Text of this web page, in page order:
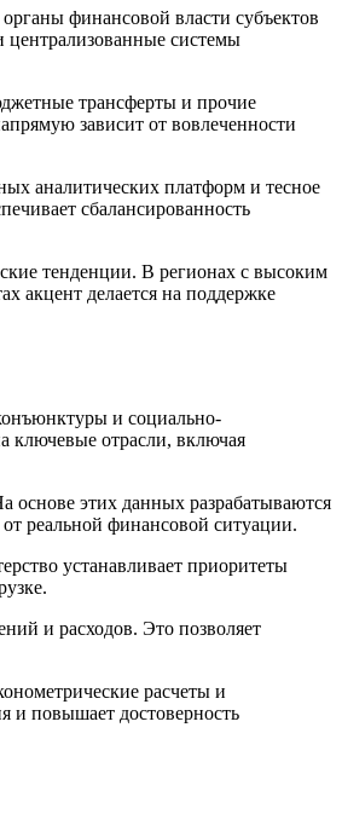
финансовой власти субъектов
централизованные системы
трансферты и прочие
зависит от вовлеченности
аналитических платформ и тесное
сбалансированность
тенденции. В регионах с высоким
акцент делается на поддержке
и социально-
ключевые отрасли, включая
основе этих данных разрабатываются
реальной финансовой ситуации.
устанавливает приоритеты
и расходов. Это позволяет
расчеты и
и повышает достоверность